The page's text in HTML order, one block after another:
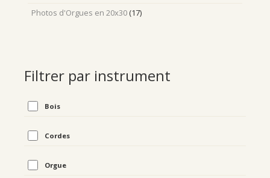
Photos d'Orgues en 20x30 (17)
Filtrer par instrument
Bois
Cordes
Orgue